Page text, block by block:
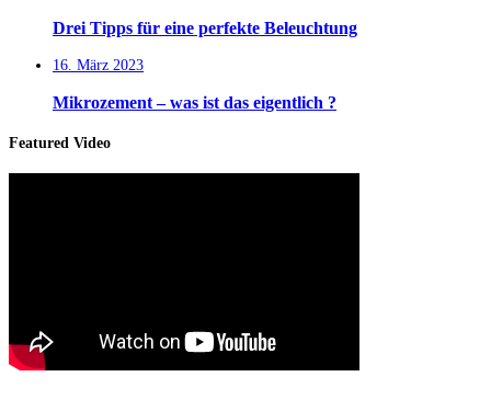
Drei Tipps für eine perfekte Beleuchtung
16. März 2023
Mikrozement – was ist das eigentlich ?
Featured Video